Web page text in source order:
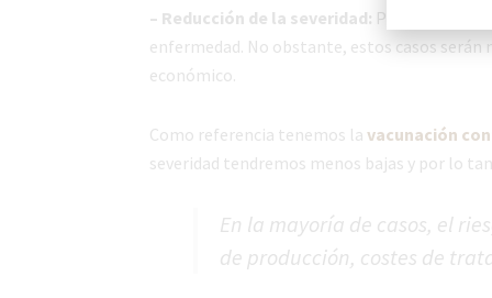
– Reducción de la severidad: Por diversas
enfermedad. No obstante, estos casos serán
económico.
Como referencia tenemos la vacunación
severidad tendremos menos bajas y por lo
En la mayoría de casos, el
de producción, costes de
la
Privacidad